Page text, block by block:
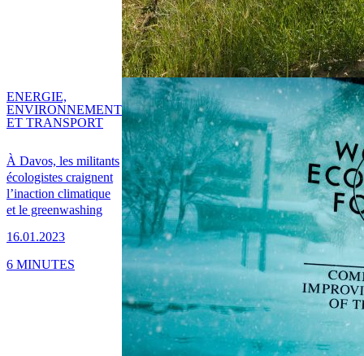
À Davos, les militants
écologistes craignent
l’inaction climatique
et le greenwashing
16.01.2023
ENERGIE,
ENVIRONNEMENT
ET TRANSPORT
6 MINUTES